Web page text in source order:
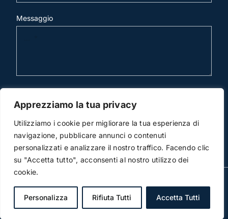
Apprezziamo la tua privacy
Utilizziamo i cookie per migliorare la tua esperienza di
navigazione, pubblicare annunci o contenuti
personalizzati e analizzare il nostro traffico. Facendo clic
su "Accetta tutto", acconsenti al nostro utilizzo dei
cookie.
Personalizza Rifiuta Tutti Accetta Tutti
Messaggio
invia mail
© Copyright 2012 -2026 | Studio Legale Scicchitano |
All Rights Reserved | Powered by3DWorks